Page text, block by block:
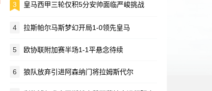
3 皇马西甲三轮仅积5分安帅面临严峻挑战
4 拉斯帕尔马斯梦幻开局1-0领先皇马
5 欧协联附加赛半场1-1平悬念待续
6 狼队放弃引进阿森纳门将拉姆斯代尔